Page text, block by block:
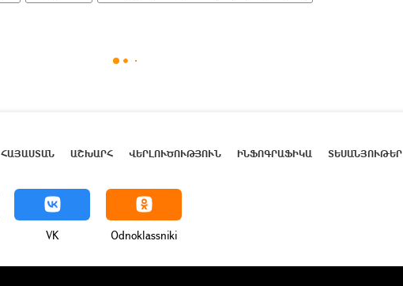
ՀԱՅԱՍՏԱՆ ԱՇԽԱՐՀ ՎԵՐԼՈՒԾՈՒԹՅՈՒՆ ԻՆՖՈԳՐԱՖԻԿԱ ՏԵՍԱՆՅՈՒԹԵՐ
VK Odnoklassniki